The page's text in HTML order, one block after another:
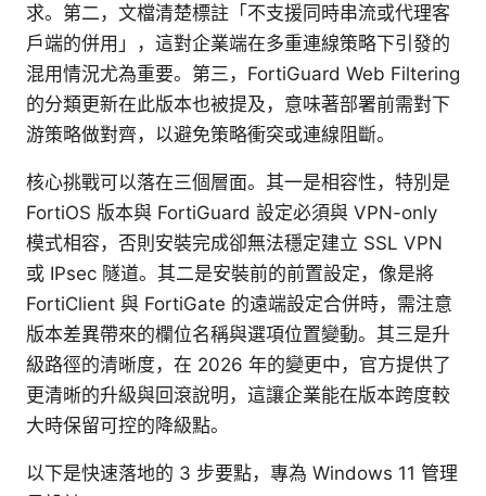
求。第二，文檔清楚標註「不支援同時串流或代理客
戶端的併用」，這對企業端在多重連線策略下引發的
混用情況尤為重要。第三，FortiGuard Web Filtering
的分類更新在此版本也被提及，意味著部署前需對下
游策略做對齊，以避免策略衝突或連線阻斷。
核心挑戰可以落在三個層面。其一是相容性，特別是
FortiOS 版本與 FortiGuard 設定必須與 VPN-only
模式相容，否則安裝完成卻無法穩定建立 SSL VPN
或 IPsec 隧道。其二是安裝前的前置設定，像是將
FortiClient 與 FortiGate 的遠端設定合併時，需注意
版本差異帶來的欄位名稱與選項位置變動。其三是升
級路徑的清晰度，在 2026 年的變更中，官方提供了
更清晰的升級與回滾說明，這讓企業能在版本跨度較
大時保留可控的降級點。
以下是快速落地的 3 步要點，專為 Windows 11 管理